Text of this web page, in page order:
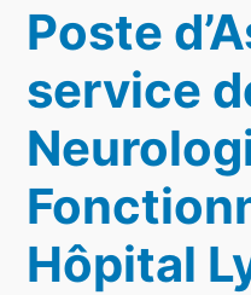
Poste
service
Hôpital